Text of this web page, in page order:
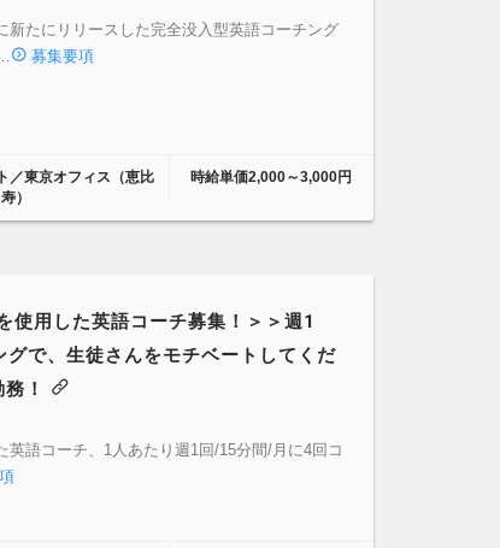
新たにリリースした完全没入型英語コーチング
募集要項
／東京オフィス（恵比
寿）
時給単価2,000～3,000円
使用した英語コーチ募集！＞＞週1
で、生徒さんをモチベートしてくだ
！
英語コーチ、1人あたり週1回/15分間/月に4回コ